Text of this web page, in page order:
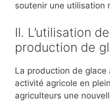
soutenir une utilisation
II. L’utilisation
production de
La production de glace
activité agricole en
agriculteurs une